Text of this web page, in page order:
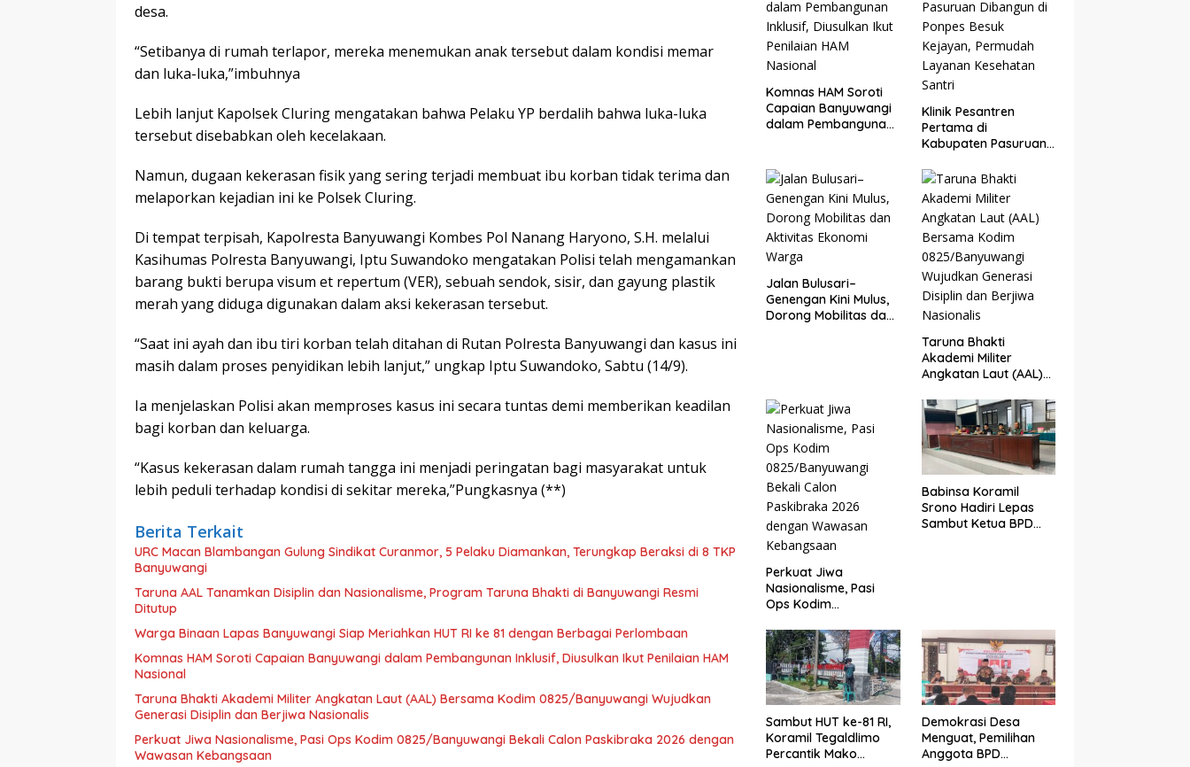
desa.
“Setibanya di rumah terlapor, mereka menemukan anak tersebut dalam kondisi memar
dan luka-luka,”imbuhnya
Lebih lanjut Kapolsek Cluring mengatakan bahwa Pelaku YP berdalih bahwa luka-luka
tersebut disebabkan oleh kecelakaan.
Namun, dugaan kekerasan fisik yang sering terjadi membuat ibu korban tidak terima dan
melaporkan kejadian ini ke Polsek Cluring.
Di tempat terpisah, Kapolresta Banyuwangi Kombes Pol Nanang Haryono, S.H. melalui
Kasihumas Polresta Banyuwangi, Iptu Suwandoko mengatakan Polisi telah mengamankan
barang bukti berupa visum et repertum (VER), sebuah sendok, sisir, dan gayung plastik
merah yang diduga digunakan dalam aksi kekerasan tersebut.
“Saat ini ayah dan ibu tiri korban telah ditahan di Rutan Polresta Banyuwangi dan kasus ini
masih dalam proses penyidikan lebih lanjut,” ungkap Iptu Suwandoko, Sabtu (14/9).
Ia menjelaskan Polisi akan memproses kasus ini secara tuntas demi memberikan keadilan
bagi korban dan keluarga.
“Kasus kekerasan dalam rumah tangga ini menjadi peringatan bagi masyarakat untuk
lebih peduli terhadap kondisi di sekitar mereka,”Pungkasnya (**)
Berita Terkait
URC Macan Blambangan Gulung Sindikat Curanmor, 5 Pelaku Diamankan, Terungkap Beraksi di 8 TKP
Banyuwangi
Taruna AAL Tanamkan Disiplin dan Nasionalisme, Program Taruna Bhakti di Banyuwangi Resmi
Ditutup
Warga Binaan Lapas Banyuwangi Siap Meriahkan HUT RI ke 81 dengan Berbagai Perlombaan
Komnas HAM Soroti Capaian Banyuwangi dalam Pembangunan Inklusif, Diusulkan Ikut Penilaian HAM
Nasional
Taruna Bhakti Akademi Militer Angkatan Laut (AAL) Bersama Kodim 0825/Banyuwangi Wujudkan
Generasi Disiplin dan Berjiwa Nasionalis
Perkuat Jiwa Nasionalisme, Pasi Ops Kodim 0825/Banyuwangi Bekali Calon Paskibraka 2026 dengan
Wawasan Kebangsaan
Komnas HAM Soroti
Capaian Banyuwangi
dalam Pembangunan
Nasional
Klinik Pesantren
Pertama di
Kabupaten Pasuruan
Besuk Kejayan,
Permudah Layanan
Kesehatan Santri
Jalan Bulusari–
Genengan Kini Mulus,
Dorong Mobilitas dan
Taruna Bhakti
Akademi Militer
Angkatan Laut (AAL)
0825/Banyuwangi
Wujudkan Generasi
Disiplin dan Berjiwa
Nasionalis
Perkuat Jiwa
Nasionalisme, Pasi
Ops Kodim
Bekali Calon
Paskibraka 2026
dengan Wawasan
Kebangsaan
Babinsa Koramil
Srono Hadiri Lepas
Sambut Ketua BPD
Sambut HUT ke-81 RI,
Koramil Tegaldlimo
Percantik Mako
Demokrasi Desa
Menguat, Pemilihan
Anggota BPD